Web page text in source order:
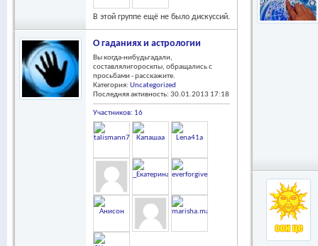
В этой группе ещё не было дискуссий.
О гаданиях и астрологии
Вы когда-нибудьгадали,
составлялигороскпы, обращались с
просьбами - расскажите.
Категория: Uncategorized
Последняя активность: 30.01.2013 17:18
Участников: 16